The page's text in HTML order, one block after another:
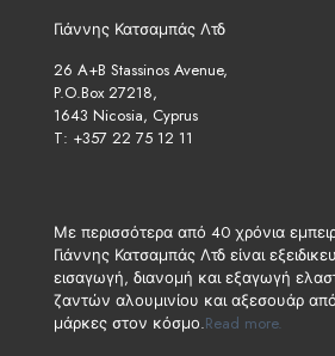
Γιάννης Κατσαμπάς Λτδ
26 A+B Stassinos Avenue,
P.O.Box 27218,
1643 Nicosia, Cyprus
T: +357 22 75 12 11
Με περισσότερα από 40 χρόνια
Γιάννης Κατσαμπάς Λτδ είναι
εισαγωγή, διανομή και εξαγωγή
ζαντών αλουμινίου και αξεσουάρ
μάρκες στον κόσμο.Read more.